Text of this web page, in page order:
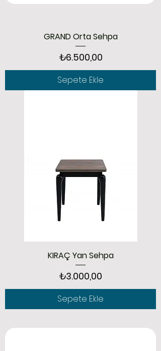
GRAND Orta Sehpa
Fiyat
₺6.500,00
Sepete Ekle
KIRAÇ Yan Sehpa
Fiyat
₺3.000,00
Sepete Ekle